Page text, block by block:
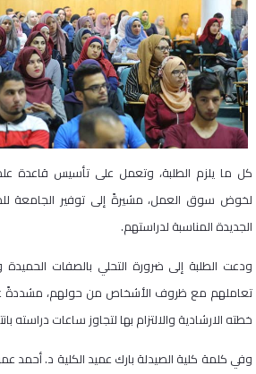
كل ما يلزم الطلبة، وتعمل على تأسيس قاعدة
لخوض سوق العمل، مشيرةً إلى توفير الجامعة
الجديدة المناسبة لدراستهم.
ودعت الطلبة إلى ضرورة التحلي بالصفات
تعاملهم مع ظروف الأشخاص من حولهم، مشددةً
خطته الارشادية والالتزام بها لتجاوز ساعات دراسته
وفي كلمة كلية الصيدلة بارك عميد الكلية د. أحمد